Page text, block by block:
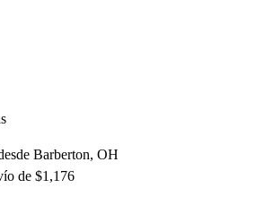
Barberton, OH
de $1,176